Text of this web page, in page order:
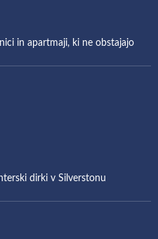
in apartmaji, ki ne obstajajo
dirki v Silverstonu